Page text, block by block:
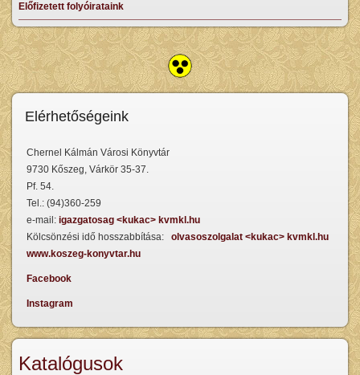
Előfizetett folyóirataink
Elérhetőségeink
Chernel Kálmán Városi Könyvtár
9730 Kőszeg, Várkör 35-37.
Pf. 54.
Tel.: (94)360-259
e-mail: igazgatosag <kukac> kvmkl.hu
Kölcsönzési idő hosszabbítása: olvasoszolgalat <kukac> kvmkl.hu
www.koszeg-konyvtar.hu
Facebook
Instagram
Katalógusok